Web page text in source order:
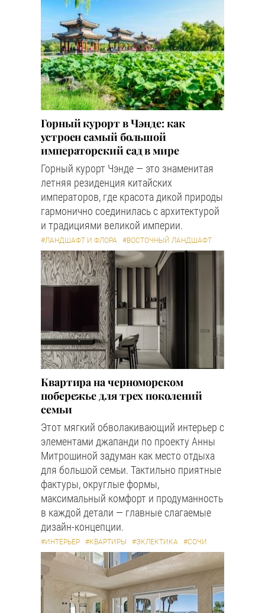
Горный курорт в Чэнде: как
устроен самый большой
императорский сад в мире
Горный курорт Чэнде — это знаменитая
летняя резиденция китайских
императоров, где красота дикой природы
гармонично соединилась с архитектурой
и традициями великой империи.
#ЛАНДШАФТ И ФЛОРА #ВОСТОЧНЫЙ ЛАНДШАФТ
Квартира на черноморском
побережье для трех поколений
семьи
Этот мягкий обволакивающий интерьер с
элементами джапанди по проекту Анны
Митрошиной задуман как место отдыха
для большой семьи. Тактильно приятные
фактуры, округлые формы,
максимальный комфорт и продуманность
в каждой детали — главные слагаемые
дизайн-концепции.
#ИНТЕРЬЕР #КВАРТИРЫ #ЭКЛЕКТИКА #СОЧИ